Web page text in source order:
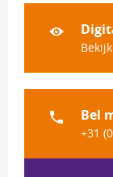
Bel
+31